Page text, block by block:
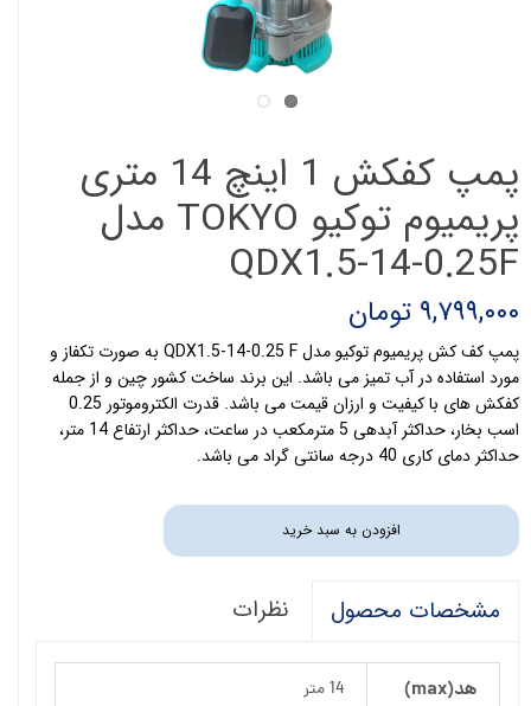
پمپ کفکش 1 اینچ 14 متری
پریمیوم توکیو TOKYO مدل
QDX1.5-14-0.25F
۹,۷۹۹,۰۰۰ تومان
پمپ کف کش پریمیوم توکیو مدل QDX1.5-14-0.25 F به صورت تکفاز و
مورد استفاده در آب تمیز می باشد. این برند ساخت کشور چین و از جمله
کفکش های با کیفیت و ارزان قیمت می باشد. قدرت الکتروموتور 0.25
اسب بخار، حداکثر آبدهی 5 مترمکعب در ساعت، حداکثر ارتفاع 14 متر،
حداکثر دمای کاری 40 درجه سانتی گراد می باشد.
افزودن به سبد خرید
مشخصات محصول نظرات
هد(max) 14 متر